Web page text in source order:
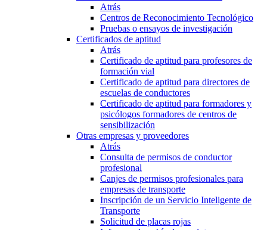
Atrás
Centros de Reconocimiento Tecnológico
Pruebas o ensayos de investigación
Certificados de aptitud
Atrás
Certificado de aptitud para profesores de
formación vial
Certificado de aptitud para directores de
escuelas de conductores
Certificado de aptitud para formadores y
psicólogos formadores de centros de
sensibilización
Otras empresas y proveedores
Atrás
Consulta de permisos de conductor
profesional
Canjes de permisos profesionales para
empresas de transporte
Inscripción de un Servicio Inteligente de
Transporte
Solicitud de placas rojas